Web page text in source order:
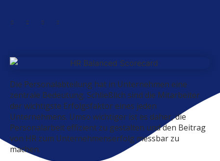
Die Personalabteilung hat in Unternehmen eine
zentrale Bedeutung. Schließlich sind die Mitarbeiter
der wichtigste Erfolgsfaktor eines jeden
Unternehmens. Umso wichtiger ist es daher, die
Personalarbeit effizient zu gestalten und den Beitrag
von HR zum Unternehmenserfolg messbar zu
machen.